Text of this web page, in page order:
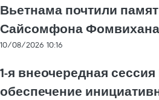
Вьетнама почтили
Сайсомфона Фомвихана
10/08/2026 10:16
1-я внеочередная
обеспечение